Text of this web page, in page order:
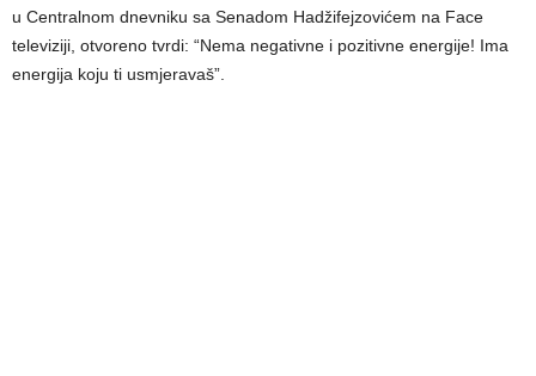
u Centralnom dnevniku sa Senadom Hadžifejzovićem na Face
televiziji, otvoreno tvrdi: “Nema negativne i pozitivne energije! Ima
energija koju ti usmjeravaš”.